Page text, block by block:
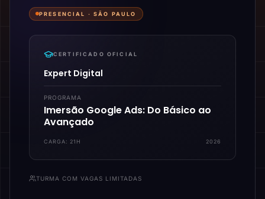
PRESENCIAL ·SÃO PAULO
CERTIFICADO OFICIAL
Expert Digital
PROGRAMA
Imersão Google Ads: Do Básico ao
Avançado
CARGA: 21H 2026
TURMA COM VAGAS LIMITADAS